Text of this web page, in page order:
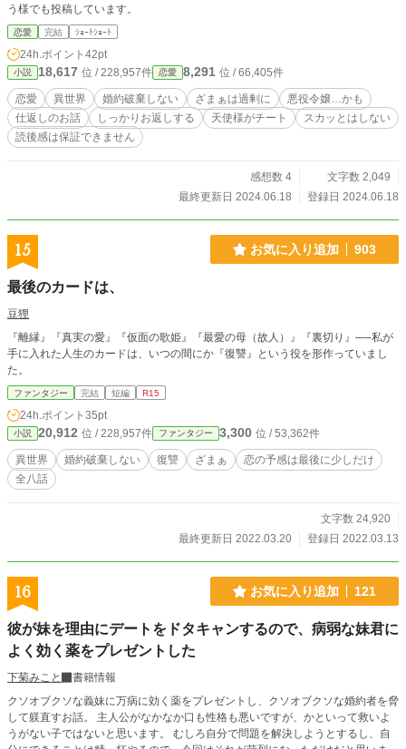
う様でも投稿しています。
恋愛 完結 ｼｮｰﾄｼｮｰﾄ
24h.ポイント 42pt
小説 18,617 位 / 228,957件 恋愛 8,291 位 / 66,405件
恋愛 異世界 婚約破棄しない ざまぁは過剰に
悪役令嬢…かも
仕返しのお話
しっかりお返しする 天使様がチート
スカッとはしない
読後感は保証できません
感想数 4
文字数 2,049
最終更新日 2024.06.18
登録日 2024.06.18
15 お気に入り追加 903
最後のカードは、
豆狸
『離縁』『真実の愛』『仮面の歌姫』『最愛の母（故人）』『裏切り』──私が
手に入れた人生のカードは、いつの間にか『復讐』という役を形作っていまし
た。
ファンタジー 完結 短編 R15
24h.ポイント 35pt
小説 20,912 位 / 228,957件 ファンタジー 3,300 位 / 53,362件
異世界 婚約破棄しない 復讐 ざまぁ
恋の予感は最後に少しだけ
全八話
文字数 24,920
最終更新日 2022.03.20
登録日 2022.03.13
16 お気に入り追加 121
彼が妹を理由にデートをドタキャンするので、病弱な妹君に
よく効く薬をプレゼントした
下菊みこと
書籍情報
クソオブクソな義妹に万病に効く薬をプレゼントし、クソオブクソな婚約者を脅
して躾直すお話。 主人公がなかなか口も性格も悪いですが、かといって救いよ
うがない子ではないと思います。 むしろ自分で問題を解決しようとするし、自